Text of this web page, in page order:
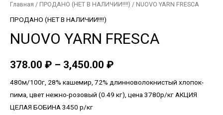
Главная / ПРОДАНО (НЕТ В НАЛИЧИИ!!!!) / NUOVO YARN FRESCA
ПРОДАНО (НЕТ В НАЛИЧИИ!!!!)
NUOVO YARN FRESCA
378.00 ₽ – 3,450.00 ₽
480м/100г, 28% кашемир, 72% длинноволокнистый хлопок-
пима, цвет нежно-розовый (0.49 кг), цена 3780р/кг АКЦИЯ
ЦЕЛАЯ БОБИНА 3450 р/кг